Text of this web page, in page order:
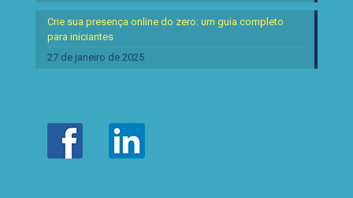
Crie sua presença online do zero: um guia completo
para iniciantes
27 de janeiro de 2025